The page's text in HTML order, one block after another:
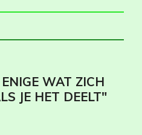
WAT ZICH
JE HET DEELT"